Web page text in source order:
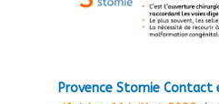
Provence Stomie Contact